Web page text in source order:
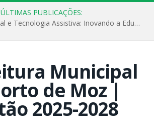
ÚLTIMAS PUBLICAÇÕES:
Inteligência Artificial e Tecnologia Assistiva: Inovando a Educação Especial e Inclusiva